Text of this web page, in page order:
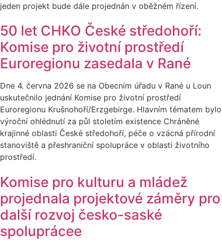
jeden projekt bude dále projednán v oběžném řízení.
50 let CHKO České středohoří:
Komise pro životní prostředí
Euroregionu zasedala v Rané
Dne 4. června 2026 se na Obecním úřadu v Rané u Loun
uskutečnilo jednání Komise pro životní prostředí
Euroregionu Krušnohoří/Erzgebirge. Hlavním tématem bylo
výroční ohlédnutí za půl stoletím existence Chráněné
krajinné oblasti České středohoří, péče o vzácná přírodní
stanoviště a přeshraniční spolupráce v oblasti životního
prostředí.
Komise pro kulturu a mládež
projednala projektové záměry pro
další rozvoj česko-saské
spoluprácee